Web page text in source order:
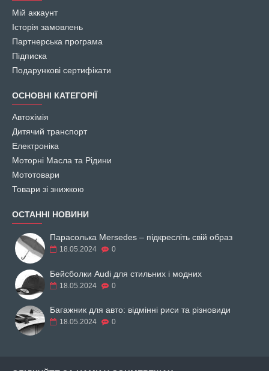
Мій аккаунт
Історія замовлень
Партнерська програма
Підписка
Подарункові сертифікати
ОСНОВНІ КАТЕГОРІЇ
Автохімія
Дитячий транспорт
Електроніка
Моторні Масла та Рідини
Мототовари
Товари зі знижкою
ОСТАННІ НОВИНИ
Парасолька Mersedes – підкресліть свій образ
18.05.2024 0
Бейсболки Audi для стильних і модних
18.05.2024 0
Багажник для авто: відмінні риси та різновиди
18.05.2024 0